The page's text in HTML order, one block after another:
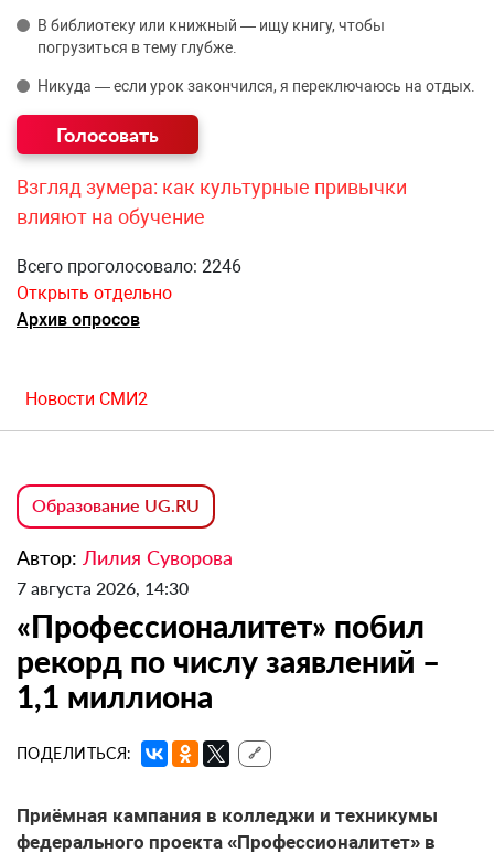
В библиотеку или книжный — ищу книгу, чтобы
погрузиться в тему глубже.
Никуда — если урок закончился, я переключаюсь на отдых.
Взгляд зумера: как культурные привычки
влияют на обучение
Всего проголосовало: 2246
Открыть отдельно
Архив опросов
Новости СМИ2
Образование UG.RU
Автор: Лилия Суворова
7 августа 2026, 14:30
«Профессионалитет» побил
рекорд по числу заявлений –
1,1 миллиона
ПОДЕЛИТЬСЯ: 🔗
Приёмная кампания в колледжи и техникумы
федерального проекта «Профессионалитет» в